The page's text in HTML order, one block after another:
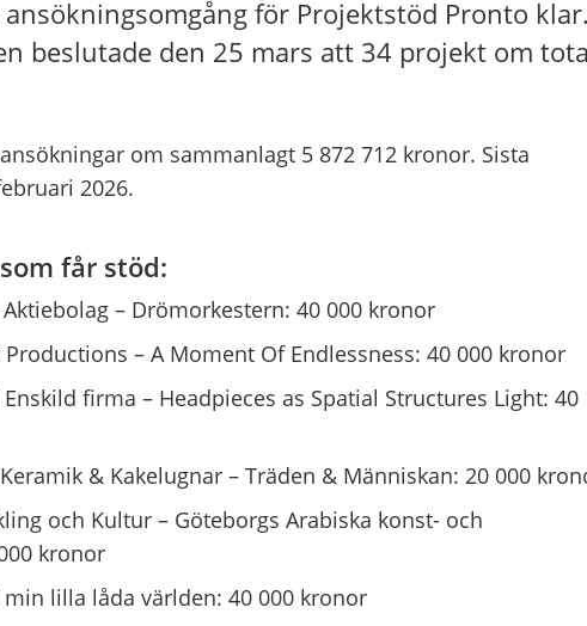
för Projektstöd Pronto
beslutade den 25 mars att 34 projekt om
om sammanlagt 5 872 712 kronor. Sista
2026.
får stöd:
– Drömorkestern: 40 000 kronor
– A Moment Of Endlessness: 40 000 kronor
firma – Headpieces as Spatial Structures Light: 40
& Kakelugnar – Träden & Människan: 20 000
och Kultur – Göteborgs Arabiska konst- och
kronor
min lilla låda världen: 40 000 kronor